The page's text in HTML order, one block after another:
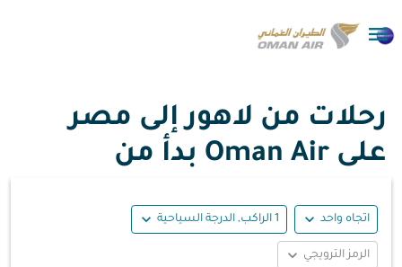

رحلات من لاهور إلى مصر
على Oman Air بدأ من
اتجاه واحد expand_more 1 الراكب, الدرجة السياحية expand_more
الرمز الترويجي expand_more